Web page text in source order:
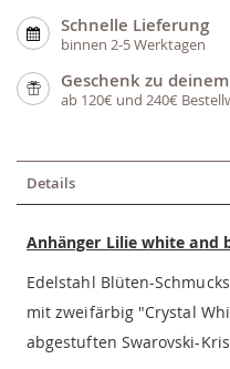
Schnelle Lieferung
binnen 2-5 Werktagen
Geschenk zu
ab 120€ und 240€
Details
Anhänger Lilie white and
Edelstahl Blüten-
mit zweifärbig "Crystal
abgestuften Swarovski-